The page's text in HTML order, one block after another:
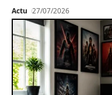
Actu 27/07/2026